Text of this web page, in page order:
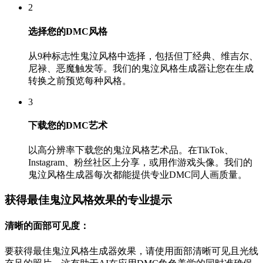
2
选择您的DMC风格
从9种标志性鬼泣风格中选择，包括但丁经典、维吉尔、
尼禄、恶魔触发等。我们的鬼泣风格生成器让您在生成
转换之前预览每种风格。
3
下载您的DMC艺术
以高分辨率下载您的鬼泣风格艺术品。在TikTok、
Instagram、粉丝社区上分享，或用作游戏头像。我们的
鬼泣风格生成器每次都能提供专业DMC同人画质量。
获得最佳鬼泣风格效果的专业提示
清晰的面部可见度：
要获得最佳鬼泣风格生成器效果，请使用面部清晰可见且光线